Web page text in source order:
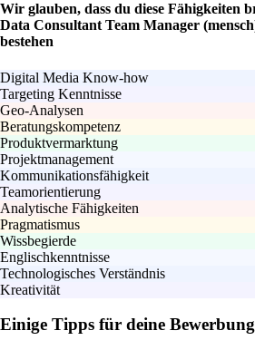
Wir glauben, dass du diese Fähigkeiten
Data Consultant Team Manager
bestehen
Digital Media Know-how
Targeting Kenntnisse
Geo-Analysen
Beratungskompetenz
Produktvermarktung
Projektmanagement
Kommunikationsfähigkeit
Teamorientierung
Analytische Fähigkeiten
Pragmatismus
Wissbegierde
Englischkenntnisse
Technologisches Verständnis
Kreativität
Einige Tipps für deine